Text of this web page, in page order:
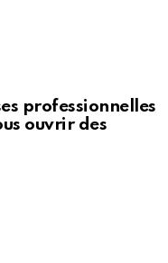
professionnelles
ouvrir des